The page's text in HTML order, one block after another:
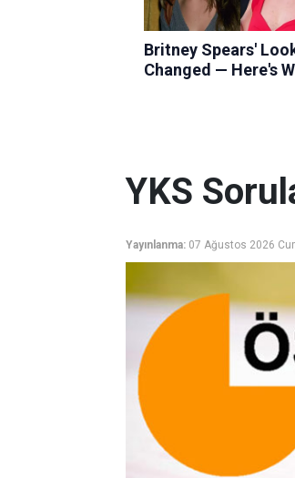
YKS
Yayınlanma: 07 Ağustos 2026